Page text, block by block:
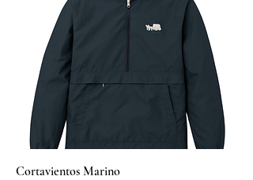
Cortavientos Marino